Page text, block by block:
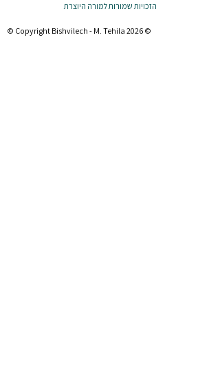
הזכויות שמורות למורה היוצרת
© Copyright Bishvilech - M. Tehila 2026 ©